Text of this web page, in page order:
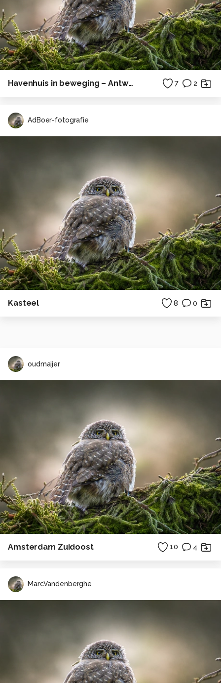
Havenhuis in beweging – Antwerp Pride 7 2
AdBoer-fotografie
Kasteel 8 0
oudmaijer
Amsterdam Zuidoost 10 4
MarcVandenberghe